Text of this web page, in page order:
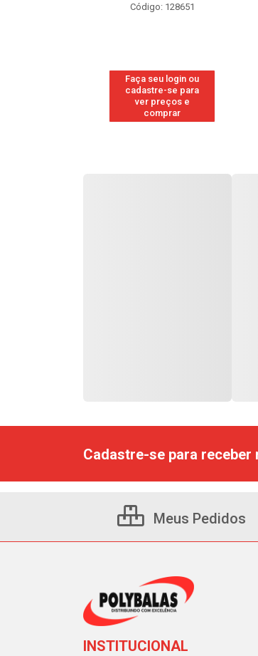
Código: 128651
Faça seu login ou
cadastre-se para
ver preços e
comprar
Cadastre-se para
Meus Pedidos
INSTITUCIONAL